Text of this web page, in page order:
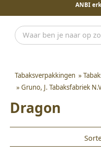
ANBI
Tabaksverpakkingen »
» Gruno, J. Tabaksfabriek
Dragon